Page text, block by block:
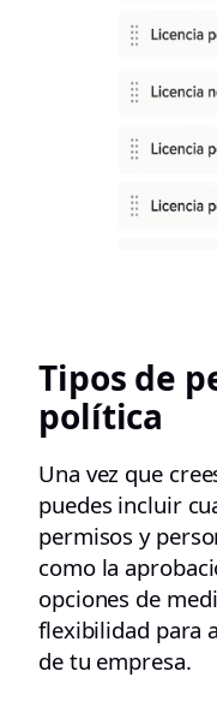
Tipos de
política
Una vez que
puedes incluir
permisos y
como la
opciones de
flexibilidad para
de tu empresa.